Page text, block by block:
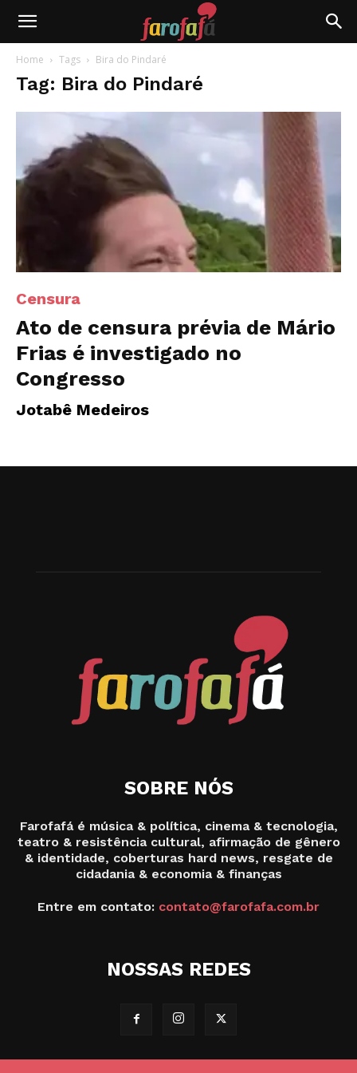
Farofafá
Home Tags Bira do Pindaré
Tag: Bira do Pindaré
Censura
Ato de censura prévia de Mário
Frias é investigado no
Congresso
Jotabê Medeiros
SOBRE NÓS
Farofafá é música & política, cinema & tecnologia,
teatro & resistência cultural, afirmação de gênero
& identidade, coberturas hard news, resgate de
cidadania & economia & finanças
Entre em contato: contato@farofafa.com.br
NOSSAS REDES